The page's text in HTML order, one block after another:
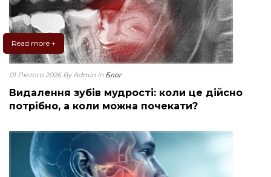
Read more +
01 Лютого 2026 By Admin in Блог
Видалення зубів мудрості: коли це дійсно
потрібно, а коли можна почекати?